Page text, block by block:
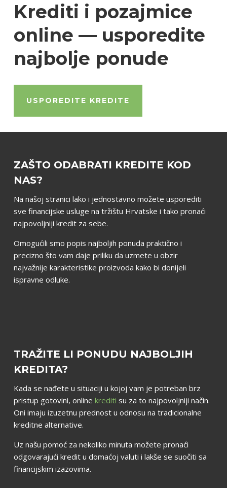
Krediti i pozajmice
online — usporedite
najbolje ponude
USPOREDITE KREDITE
ZAŠTO ODABRATI KREDITE KOD
NAS?
Na našoj stranici lako i jednostavno možete usporediti
sve financijske usluge na tržištu Hrvatske i tako pronaći
najpovoljniji kredit za sebe.
Omogućili smo popis najboljih ponuda praktično i
precizno što vam daje priliku da uzmete u obzir
najvažnije karakteristike proizvoda kako bi donijeli
ispravne odluke.
TRAŽITE LI PONUDU NAJBOLJIH
KREDITA?
Kada se nađete u situaciji u kojoj vam je potreban brz
pristup gotovini, online krediti su za to najpovoljniji način.
Oni imaju izuzetnu prednost u odnosu na tradicionalne
kreditne alternative.
Uz našu pomoć za nekoliko minuta možete pronaći
odgovarajući kredit u domaćoj valuti i lakše se suočiti sa
financijskim izazovima.